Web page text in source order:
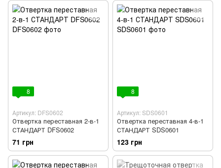
8
Артикул: DFS0602
Отвертка переставная 2-в-1
СТАНДАРТ DFS0602
71 грн
8
Артикул: SDS0601
Отвертка переставная 4-в-1
СТАНДАРТ SDS0601
123 грн